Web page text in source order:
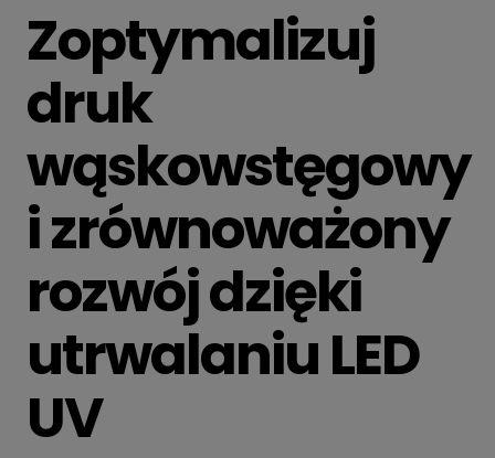
Zoptymalizuj
druk
wąskowstęgowy
i zrównoważony
rozwój dzięki
utrwalaniu LED
UV